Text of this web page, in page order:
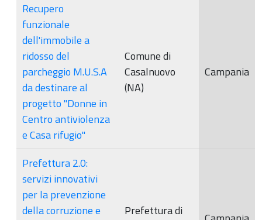
Recupero
funzionale
dell'immobile a
ridosso del
parcheggio M.U.S.A
da destinare al
progetto "Donne in
Centro antiviolenza
e Casa rifugio"
Comune di
Casalnuovo
(NA)
Campania
Prefettura 2.0:
servizi innovativi
per la prevenzione
della corruzione e
Prefettura di